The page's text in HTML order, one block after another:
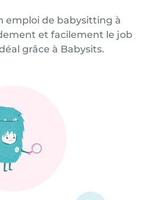
emploi de babysitting à
et facilement le job
grâce à Babysits.